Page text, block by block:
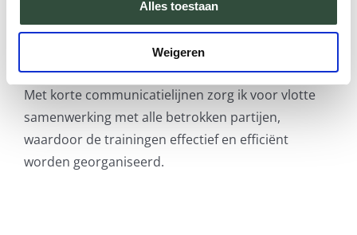
Alles toestaan
Weigeren
Mijn superkracht
Met korte communicatielijnen zorg ik voor vlotte
samenwerking met alle betrokken partijen,
waardoor de trainingen effectief en efficiënt
worden georganiseerd.